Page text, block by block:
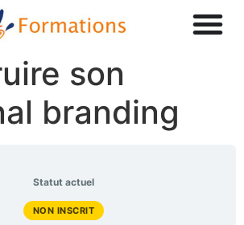
son
branding
Statut actuel
NON INSCRIT